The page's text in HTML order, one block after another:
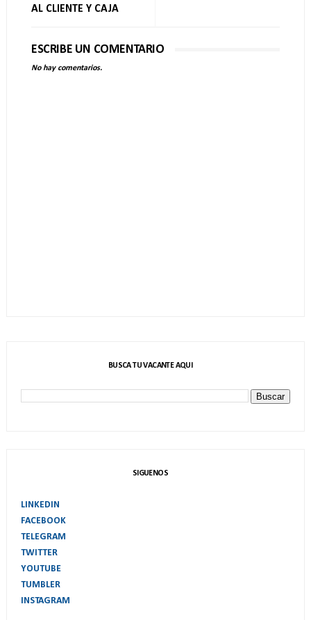
AL CLIENTE Y CAJA
ESCRIBE UN COMENTARIO
No hay comentarios.
BUSCA TU VACANTE AQUI
SIGUENOS
LINKEDIN
FACEBOOK
TELEGRAM
TWITTER
YOUTUBE
TUMBLER
INSTAGRAM